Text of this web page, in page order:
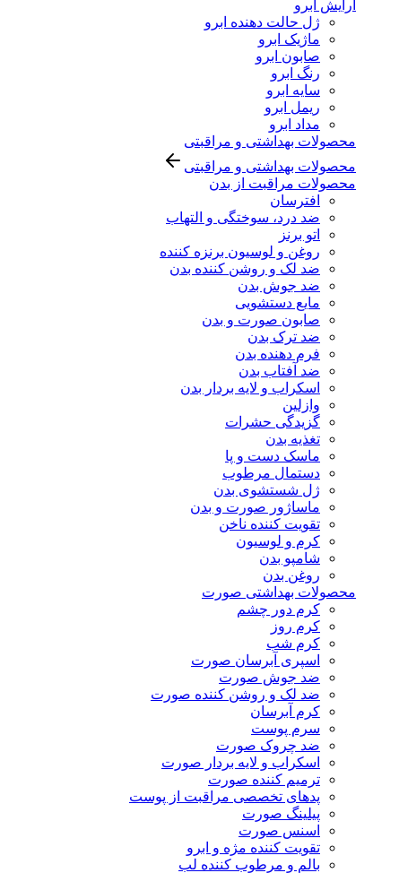
آرایش ابرو
ژل حالت دهنده ابرو
ماژیک ابرو
صابون ابرو
رنگ ابرو
سایه ابرو
ریمل ابرو
مداد ابرو
محصولات بهداشتی و مراقبتی
محصولات بهداشتی و مراقبتی
محصولات مراقبت از بدن
افترسان
ضد درد، سوختگی و التهاب
اتو برنز
روغن و لوسیون برنزه کننده
ضد لک و روشن کننده بدن
ضد جوش بدن
مایع دستشویی
صابون صورت و بدن
ضد ترک بدن
فرم دهنده بدن
ضد آفتاب بدن
اسکراب و لایه بردار بدن
وازلین
گزیدگی حشرات
تغذیه بدن
ماسک دست و پا
دستمال مرطوب
ژل شستشوی بدن
ماساژور صورت و بدن
تقویت کننده ناخن
کرم و لوسیون
شامپو بدن
روغن بدن
محصولات بهداشتی صورت
کرم دور چشم
کرم روز
کرم شب
اسپری آبرسان صورت
ضد جوش صورت
ضد لک و روشن کننده صورت
کرم آبرسان
سرم پوست
ضد چروک صورت
اسکراب و لایه بردار صورت
ترمیم کننده صورت
پدهای تخصصی مراقبت از پوست
پیلینگ صورت
اسنس صورت
تقویت کننده مژه و ابرو
بالم و مرطوب کننده لب